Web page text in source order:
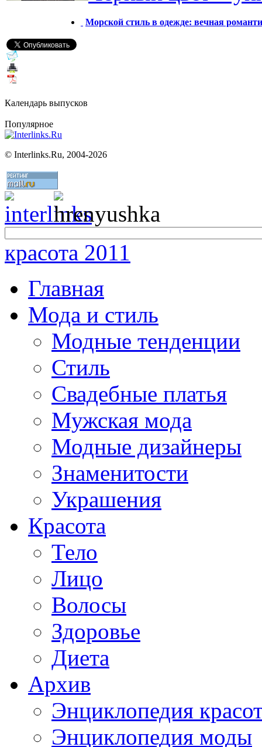
Морской стиль в одежде: вечная
Календарь выпусков
Популярное
© Interlinks.Ru, 2004-2026
красота 2011
Главная
Мода и стиль
Модные тенденции
Стиль
Свадебные платья
Мужская мода
Модные дизайнеры
Знаменитости
Украшения
Красота
Тело
Лицо
Волосы
Здоровье
Диета
Архив
Энциклопедия
Энциклопедия моды